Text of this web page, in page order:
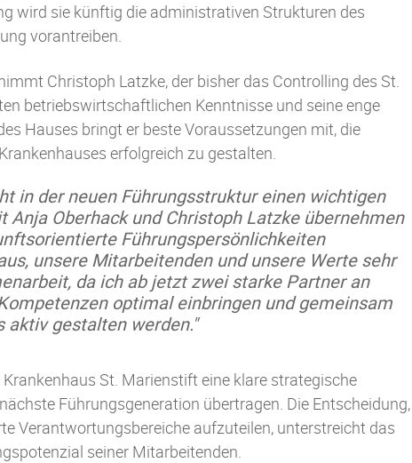
wird sie künftig die administrativen Strukturen des
vorantreiben.
Christoph Latzke, der bisher das Controlling des St.
betriebswirtschaftlichen Kenntnisse und seine enge
Hauses bringt er beste Voraussetzungen mit, die
erfolgreich zu gestalten.
in der neuen Führungsstruktur einen wichtigen
Oberhack und Christoph Latzke übernehmen
Führungspersönlichkeiten
unsere Mitarbeitenden und unsere Werte sehr
da ich ab jetzt zwei starke Partner an
optimal einbringen und gemeinsam
aktiv gestalten werden."
St. Marienstift eine klare strategische
Führungsgeneration übertragen. Die Entscheidung,
Verantwortungsbereiche aufzuteilen, unterstreicht das
seiner Mitarbeitenden.